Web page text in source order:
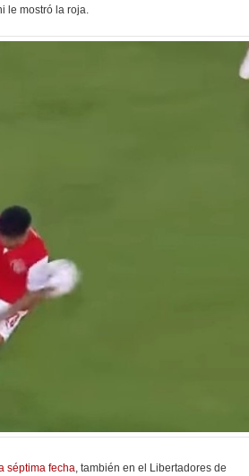
le mostró la roja.
séptima fecha, también en el Libertadores de